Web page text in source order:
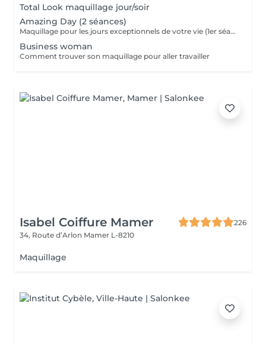
Total Look maquillage jour/soir
Amazing Day (2 séances)
Maquillage pour les jours exceptionnels de votre vie (1er séance 90 minutes + 2 ème séance 60 minutes)
Business woman
Comment trouver son maquillage pour aller travailler
Isabel Coiffure Mamer
226
34, Route d’Arlon Mamer L-8210
Maquillage